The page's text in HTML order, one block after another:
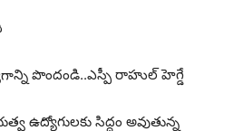
పొందండి..ఎస్పీ రాహుల్ హెగ్డే
ఉద్యోగులకు సిద్దం అవుతున్న